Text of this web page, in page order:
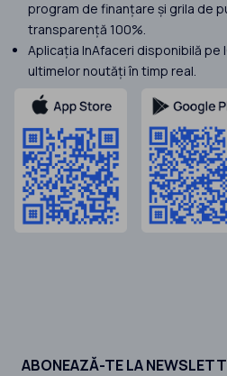
program de finanțare și grila de
transparență 100%.
Aplicația InAfaceri disponibilă pe
ultimelor noutăți în timp real.
ABONEAZĂ-TE LA